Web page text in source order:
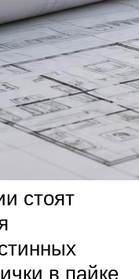
стоят
в пайке